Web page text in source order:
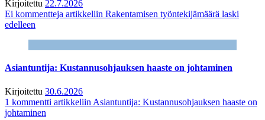
Kirjoitettu 22.7.2026
Ei kommentteja artikkeliin Rakentamisen työntekijämäärä laski
edelleen
Asiantuntija: Kustannusohjauksen haaste on johtaminen
Kirjoitettu 30.6.2026
1 kommentti artikkeliin Asiantuntija: Kustannusohjauksen haaste on
johtaminen